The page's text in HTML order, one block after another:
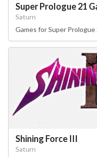
Super Prologue 21
Saturn
Games for Super
Shining Force III
Saturn